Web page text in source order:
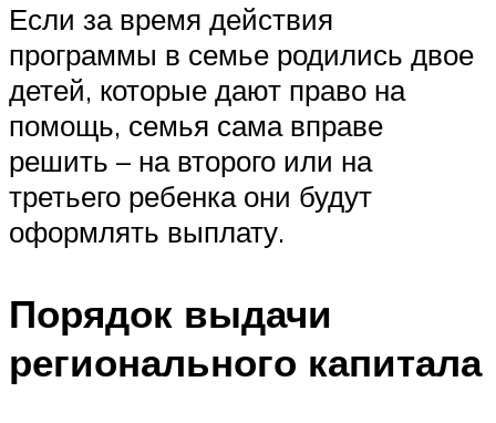
Если за время действия
программы в семье родились двое
детей, которые дают право на
помощь, семья сама вправе
решить – на второго или на
третьего ребенка они будут
оформлять выплату.
Порядок выдачи
регионального капитала